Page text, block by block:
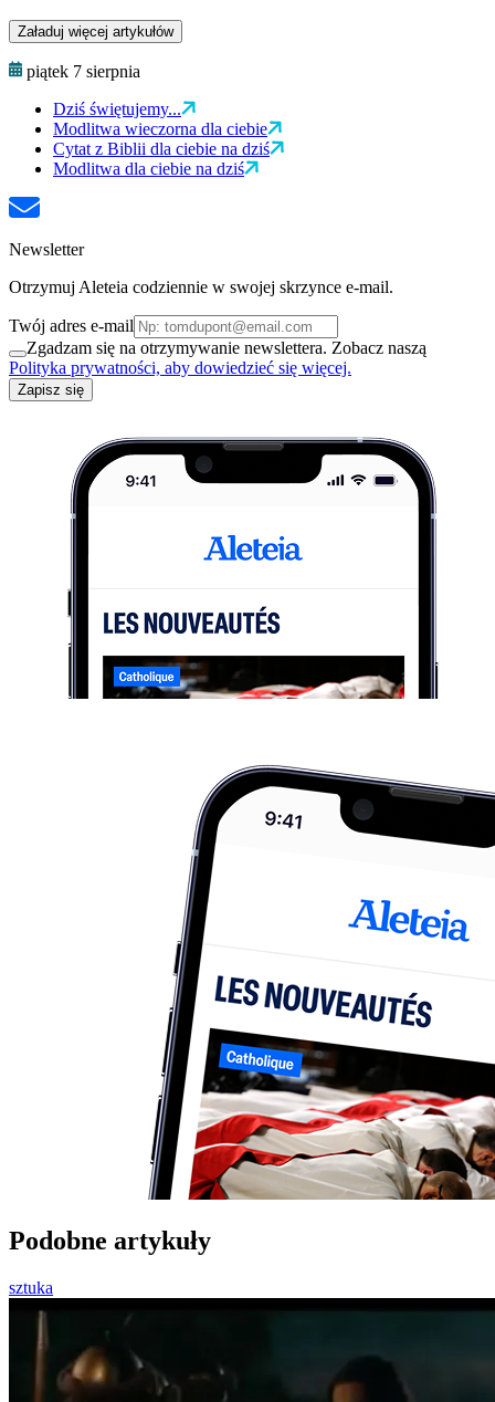
Załaduj więcej artykułów
piątek 7 sierpnia
Dziś świętujemy...
Modlitwa wieczorna dla ciebie
Cytat z Biblii dla ciebie na dziś
Modlitwa dla ciebie na dziś
Newsletter
Otrzymuj Aleteia codziennie w swojej skrzynce e-mail.
Twój adres e-mail
Zgadzam się na otrzymywanie newslettera. Zobacz naszą
Polityka prywatności, aby dowiedzieć się więcej.
Zapisz się
Podobne artykuły
sztuka